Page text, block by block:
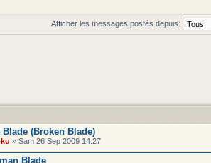
Afficher les messages postés depuis:
Blade (Broken Blade)
» Sam 26 Sep 2009 14:27
Blade